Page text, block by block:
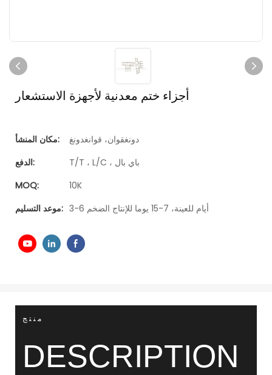
أجزاء ختم معدنية لأجهزة الاستشعار
مكان المنشأ:
دونغقوان، قوانغدونغ
الدفع:
T/T ، L/C ، باي بال
MOQ:
10K
موعد التسليم:
3-6 أيام للعينة، 7-15 يوما للإنتاج الضخم
منتج
DESCRIPTION